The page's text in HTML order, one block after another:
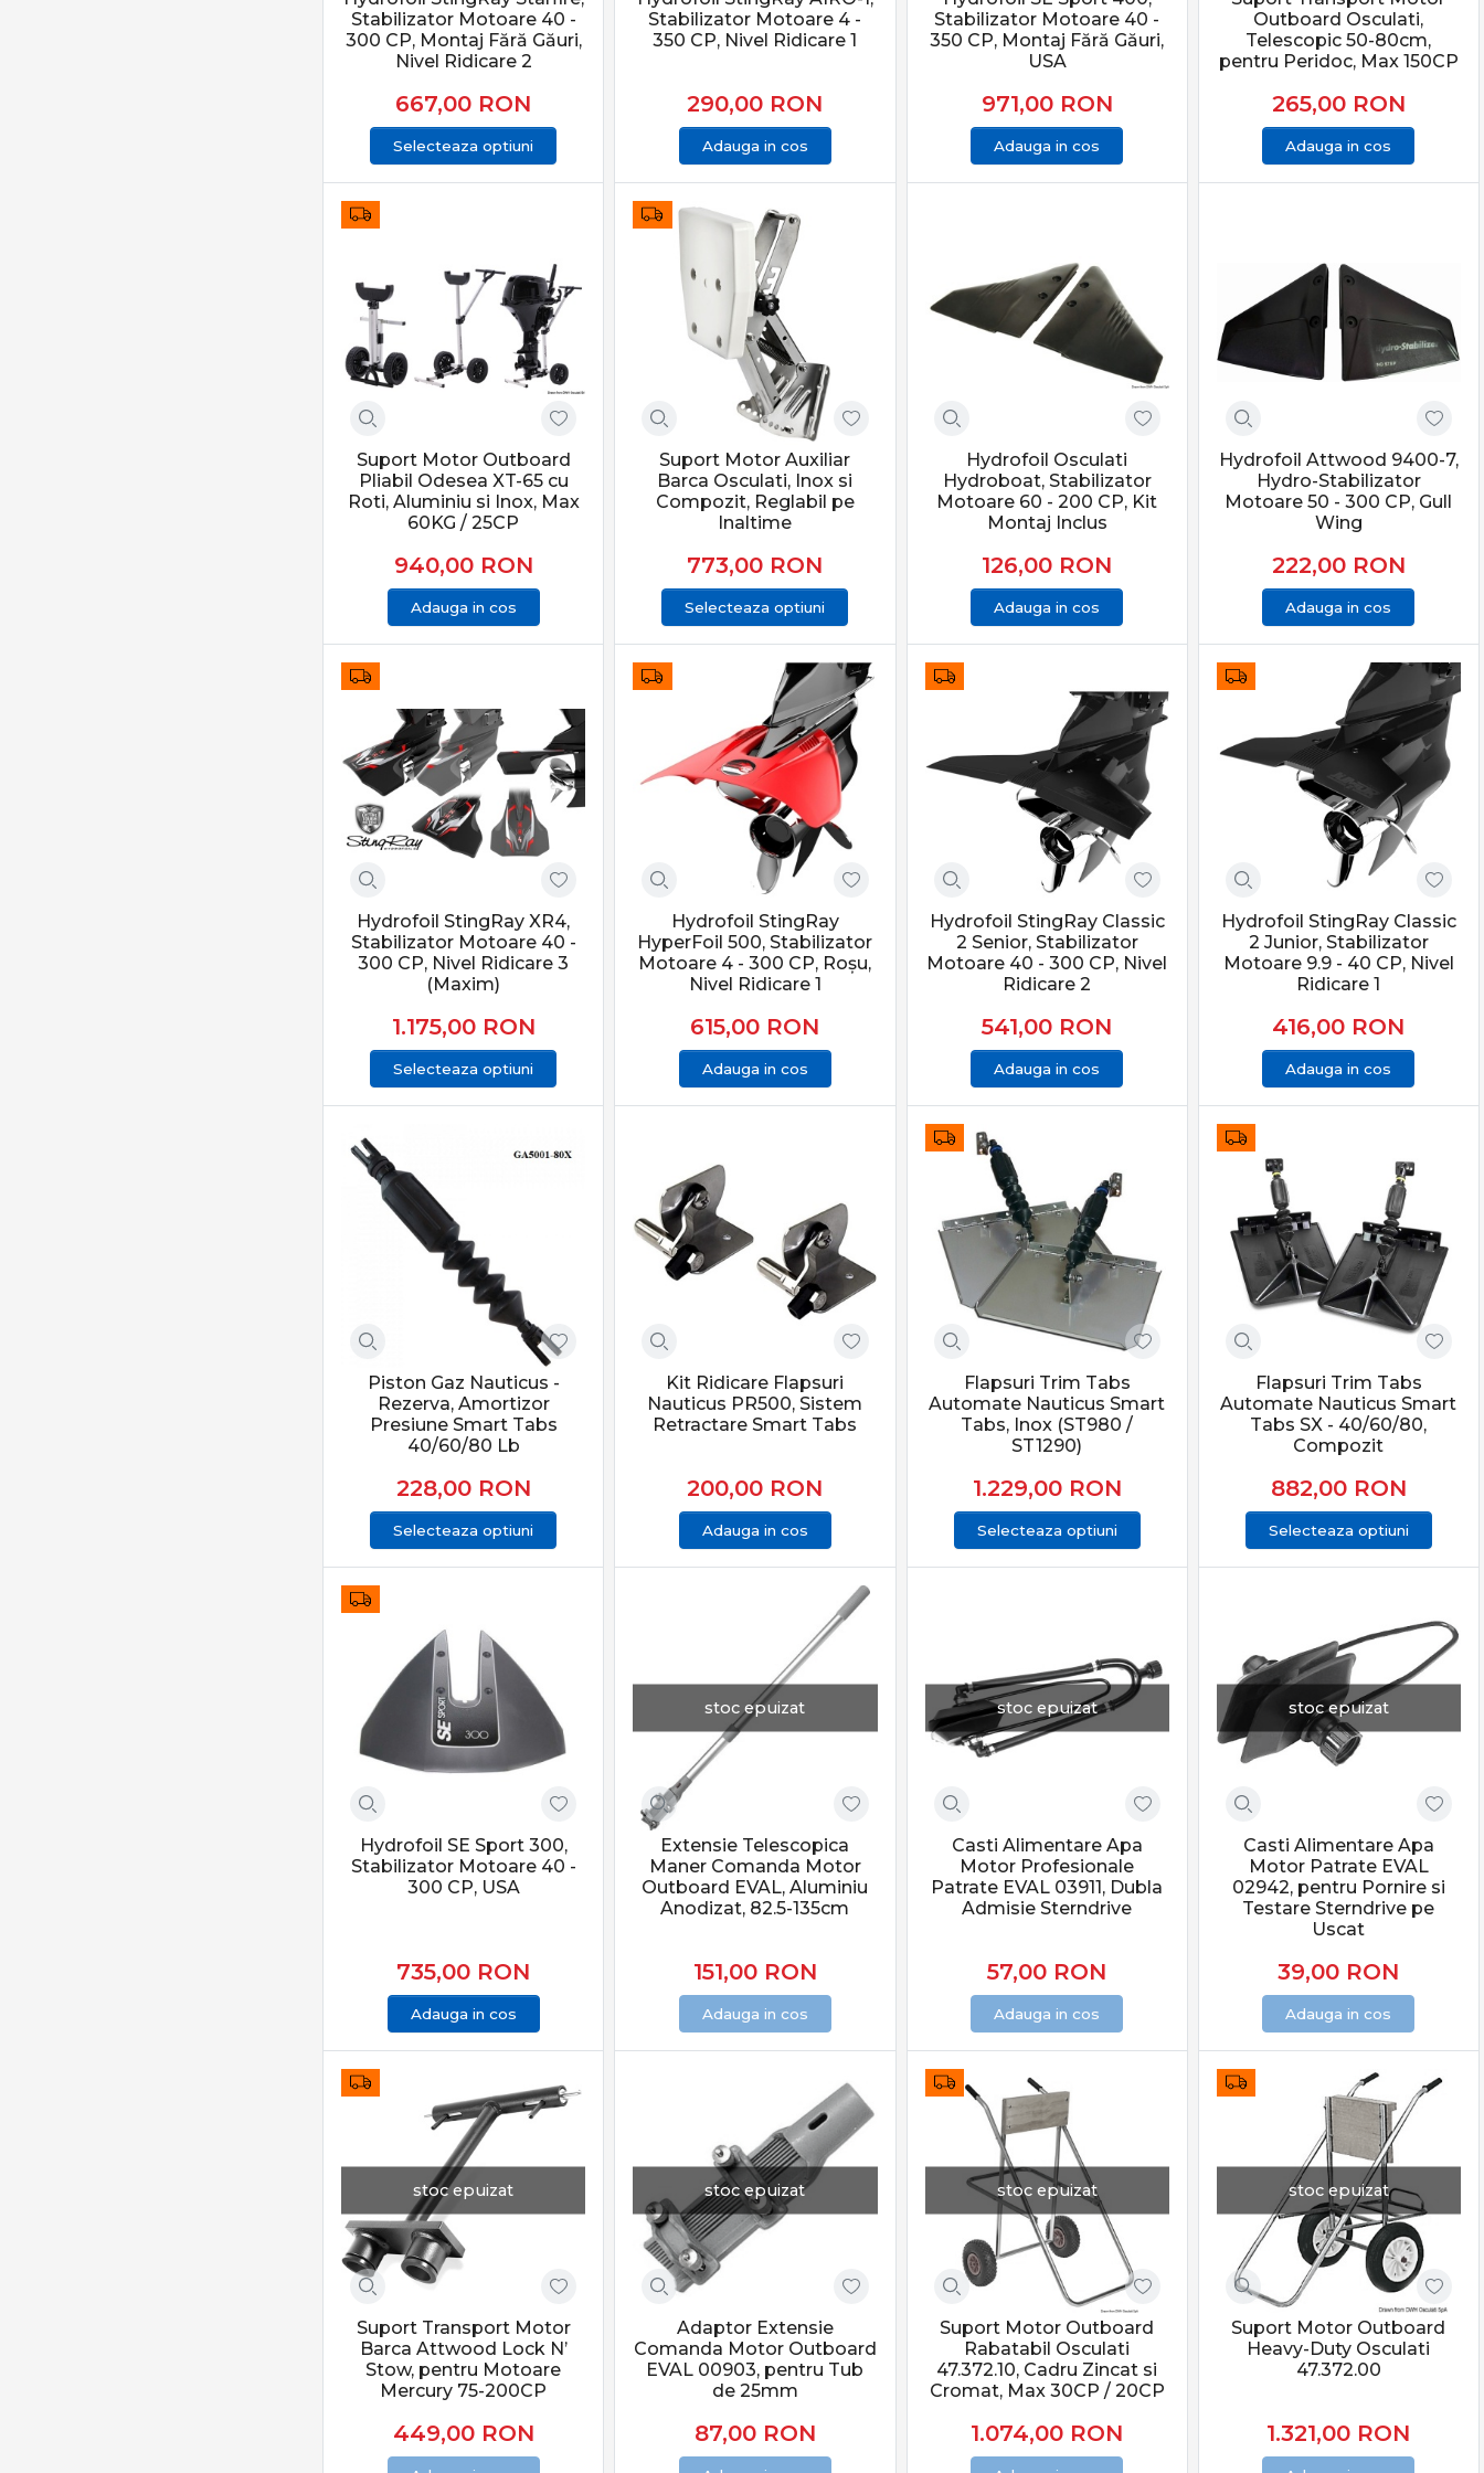
Stabilizator Motoare 40 -
300 CP, Montaj Fără Găuri,
Nivel Ridicare 2
667,00 RON
Selecteaza optiuni
Stabilizator Motoare 4 -
350 CP, Nivel Ridicare 1
290,00 RON
Adauga in cos
Stabilizator Motoare 40 -
350 CP, Montaj Fără Găuri,
USA
971,00 RON
Adauga in cos
Outboard Osculati,
Telescopic 50-80cm,
pentru Peridoc, Max 150CP
265,00 RON
Adauga in cos
Suport Motor Outboard
Pliabil Odesea XT-65 cu
Roti, Aluminiu si Inox, Max
60KG / 25CP
940,00 RON
Adauga in cos
Suport Motor Auxiliar
Barca Osculati, Inox si
Compozit, Reglabil pe
Inaltime
773,00 RON
Selecteaza optiuni
Hydrofoil Osculati
Hydroboat, Stabilizator
Motoare 60 - 200 CP, Kit
Montaj Inclus
126,00 RON
Adauga in cos
Hydrofoil Attwood 9400-7,
Hydro-Stabilizator
Motoare 50 - 300 CP, Gull
Wing
222,00 RON
Adauga in cos
Hydrofoil StingRay XR4,
Stabilizator Motoare 40 -
300 CP, Nivel Ridicare 3
(Maxim)
1.175,00 RON
Selecteaza optiuni
Hydrofoil StingRay
HyperFoil 500, Stabilizator
Motoare 4 - 300 CP, Roșu,
Nivel Ridicare 1
615,00 RON
Adauga in cos
Hydrofoil StingRay Classic
2 Senior, Stabilizator
Motoare 40 - 300 CP, Nivel
Ridicare 2
541,00 RON
Adauga in cos
Hydrofoil StingRay Classic
2 Junior, Stabilizator
Motoare 9.9 - 40 CP, Nivel
Ridicare 1
416,00 RON
Adauga in cos
Piston Gaz Nauticus -
Rezerva, Amortizor
Presiune Smart Tabs
40/60/80 Lb
228,00 RON
Selecteaza optiuni
Kit Ridicare Flapsuri
Nauticus PR500, Sistem
Retractare Smart Tabs
200,00 RON
Adauga in cos
Flapsuri Trim Tabs
Automate Nauticus Smart
Tabs, Inox (ST980 /
ST1290)
1.229,00 RON
Selecteaza optiuni
Flapsuri Trim Tabs
Automate Nauticus Smart
Tabs SX - 40/60/80,
Compozit
882,00 RON
Selecteaza optiuni
Hydrofoil SE Sport 300,
Stabilizator Motoare 40 -
300 CP, USA
735,00 RON
Adauga in cos
stoc epuizat
Extensie Telescopica
Maner Comanda Motor
Outboard EVAL, Aluminiu
Anodizat, 82.5-135cm
151,00 RON
Adauga in cos
stoc epuizat
Casti Alimentare Apa
Motor Profesionale
Patrate EVAL 03911, Dubla
Admisie Sterndrive
57,00 RON
Adauga in cos
stoc epuizat
Casti Alimentare Apa
Motor Patrate EVAL
02942, pentru Pornire si
Testare Sterndrive pe
Uscat
39,00 RON
Adauga in cos
stoc epuizat
Suport Transport Motor
Barca Attwood Lock N’
Stow, pentru Motoare
Mercury 75-200CP
449,00 RON
stoc epuizat
Adaptor Extensie
Comanda Motor Outboard
EVAL 00903, pentru Tub
de 25mm
87,00 RON
stoc epuizat
Suport Motor Outboard
Rabatabil Osculati
47.372.10, Cadru Zincat si
Cromat, Max 30CP / 20CP
1.074,00 RON
stoc epuizat
Suport Motor Outboard
Heavy-Duty Osculati
47.372.00
1.321,00 RON